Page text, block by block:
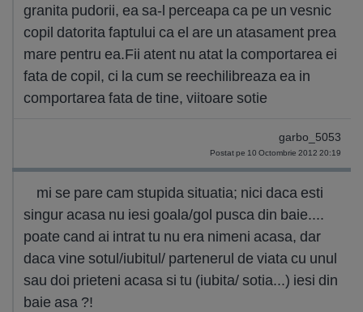
granita pudorii, ea sa-l perceapa ca pe un vesnic
copil datorita faptului ca el are un atasament prea
mare pentru ea.Fii atent nu atat la comportarea ei
fata de copil, ci la cum se reechilibreaza ea in
comportarea fata de tine, viitoare sotie
garbo_5053
Postat pe 10 Octombrie 2012 20:19
mi se pare cam stupida situatia; nici daca esti
singur acasa nu iesi goala/gol pusca din baie....
poate cand ai intrat tu nu era nimeni acasa, dar
daca vine sotul/iubitul/ partenerul de viata cu unul
sau doi prieteni acasa si tu (iubita/ sotia...) iesi din
baie asa ?!